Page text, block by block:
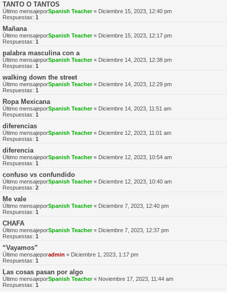
TANTO O TANTOS
Último mensajeporSpanish Teacher« Diciembre 15, 2023, 12:40 pm
Respuestas: 1
Mañana
Último mensajeporSpanish Teacher« Diciembre 15, 2023, 12:17 pm
Respuestas: 1
palabra masculina con a
Último mensajeporSpanish Teacher« Diciembre 14, 2023, 12:38 pm
Respuestas: 1
walking down the street
Último mensajeporSpanish Teacher« Diciembre 14, 2023, 12:29 pm
Respuestas: 1
Ropa Mexicana
Último mensajeporSpanish Teacher« Diciembre 14, 2023, 11:51 am
Respuestas: 1
diferencias
Último mensajeporSpanish Teacher« Diciembre 12, 2023, 11:01 am
Respuestas: 1
diferencia
Último mensajeporSpanish Teacher« Diciembre 12, 2023, 10:54 am
Respuestas: 1
confuso vs confundido
Último mensajeporSpanish Teacher« Diciembre 12, 2023, 10:40 am
Respuestas: 2
Me vale
Último mensajeporSpanish Teacher« Diciembre 7, 2023, 12:40 pm
Respuestas: 1
CHAFA
Último mensajeporSpanish Teacher« Diciembre 7, 2023, 12:37 pm
Respuestas: 1
“Vayamos”
Último mensajeporadmin « Diciembre 1, 2023, 1:17 pm
Respuestas: 1
Las cosas pasan por algo
Último mensajeporSpanish Teacher« Noviembre 17, 2023, 11:44 am
Respuestas: 1